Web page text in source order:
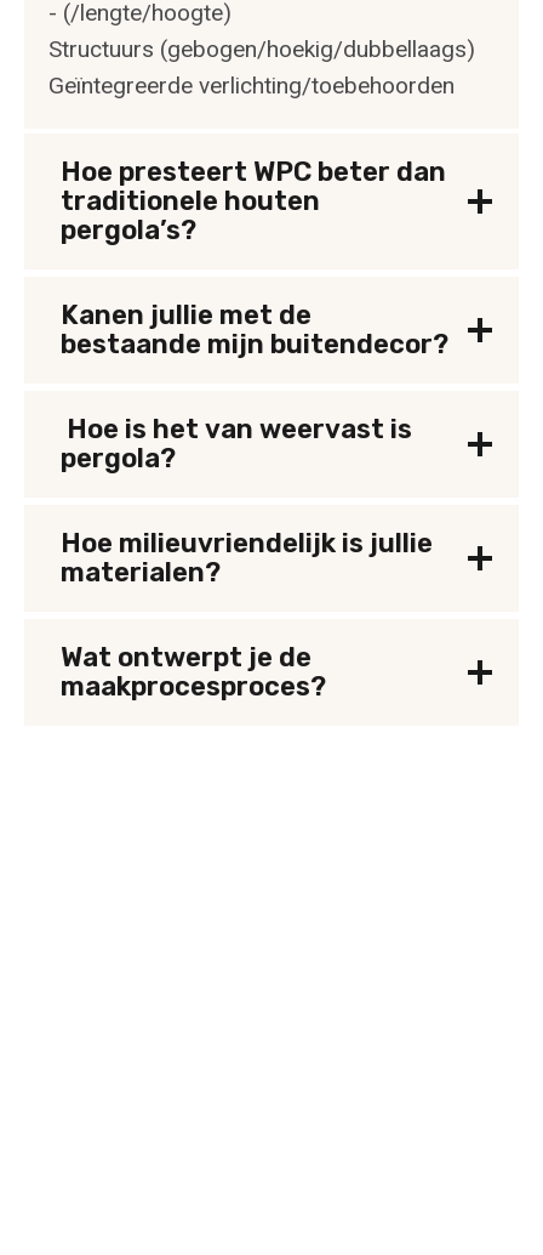
- (/lengte/hoogte)
Structuurs (gebogen/hoekig/dubbellaags)
Geïntegreerde verlichting/toebehoorden
Hoe presteert WPC beter dan
traditionele houten
pergola’s?
Kanen jullie met de
bestaande mijn buitendecor?
Hoe is het van weervast is
pergola?
Hoe milieuvriendelijk is jullie
materialen?
Wat ontwerpt je de
maakprocesproces?